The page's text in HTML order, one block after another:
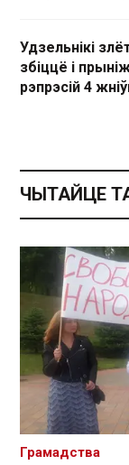
Удзельнікі
збіццё і
рэпрэсій 4
ЧЫТАЙЦЕ
Грамадства